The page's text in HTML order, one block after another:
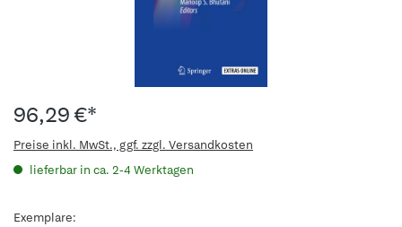
96,29 €*
Preise inkl. MwSt., ggf. zzgl. Versandkosten
lieferbar in ca. 2-4 Werktagen
Exemplare: